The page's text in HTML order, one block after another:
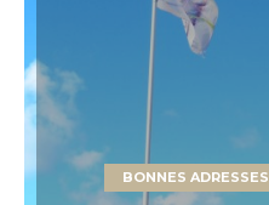
BONNES ADRESSES